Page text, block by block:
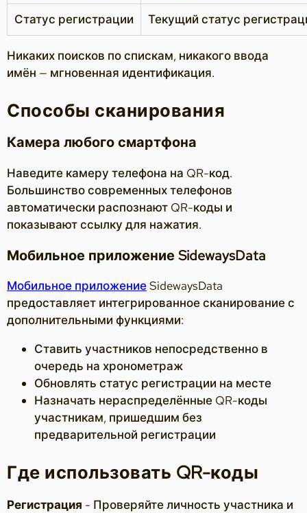
Статус регистрации Текущий статус
Никаких поисков по спискам, никакого ввода
имён — мгновенная идентификация.
Способы сканирования
Камера любого смартфона
Наведите камеру телефона на QR-код.
Большинство современных телефонов
автоматически распознают QR-коды и
показывают ссылку для нажатия.
Мобильное приложение SidewaysData
Мобильное приложениеSidewaysData
предоставляет интегрированное сканирование с
дополнительными функциями:
Ставить участников непосредственно в
очередь на хронометраж
Обновлять статус регистрации на месте
Назначать нераспределённые QR-коды
участникам, пришедшим без
предварительной регистрации
Где использовать QR-коды
Регистрация - Проверяйте личность участника и